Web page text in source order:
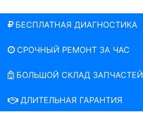
БЕСПЛАТНАЯ ДИАГНОСТИКА
СРОЧНЫЙ РЕМОНТ ЗА ЧАС
БОЛЬШОЙ СКЛАД ЗАПЧАСТЕЙ
ДЛИТЕЛЬНАЯ ГАРАНТИЯ